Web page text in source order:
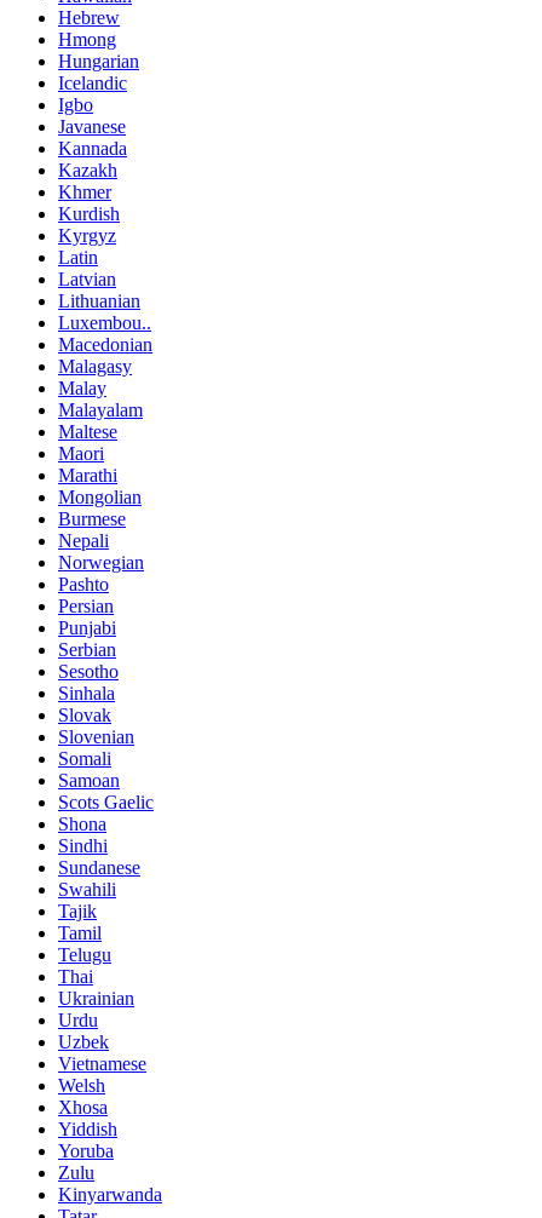
Hebrew
Hmong
Hungarian
Icelandic
Igbo
Javanese
Kannada
Kazakh
Khmer
Kurdish
Kyrgyz
Latin
Latvian
Lithuanian
Luxembou..
Macedonian
Malagasy
Malay
Malayalam
Maltese
Maori
Marathi
Mongolian
Burmese
Nepali
Norwegian
Pashto
Persian
Punjabi
Serbian
Sesotho
Sinhala
Slovak
Slovenian
Somali
Samoan
Scots Gaelic
Shona
Sindhi
Sundanese
Swahili
Tajik
Tamil
Telugu
Thai
Ukrainian
Urdu
Uzbek
Vietnamese
Welsh
Xhosa
Yiddish
Yoruba
Zulu
Kinyarwanda